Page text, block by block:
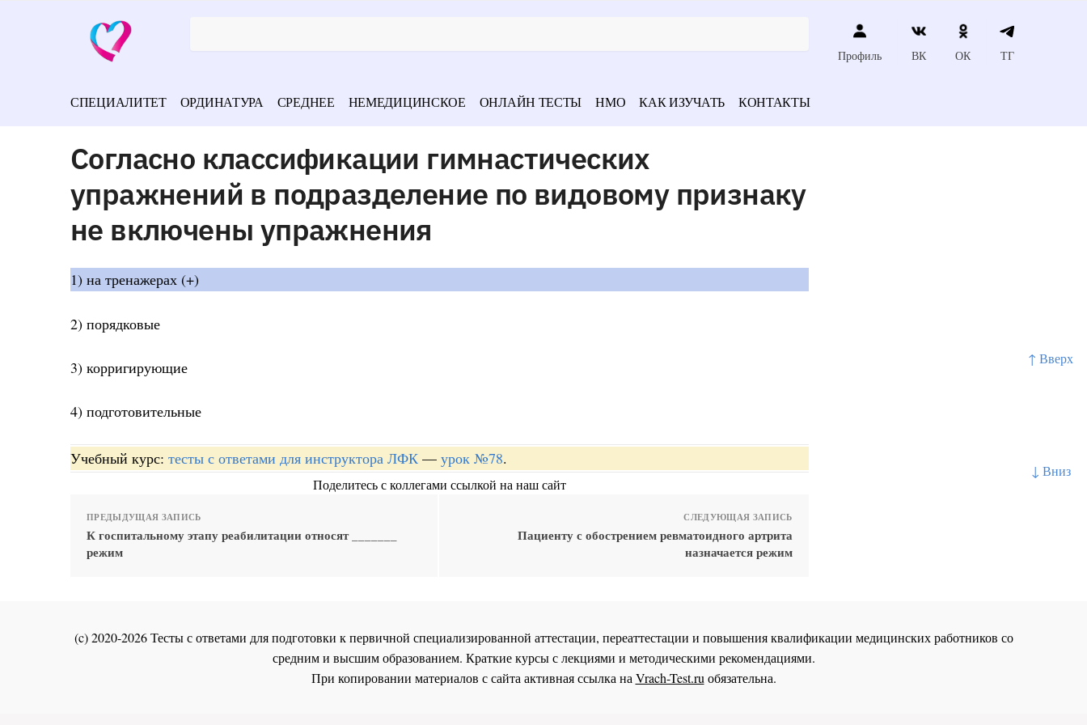
↑ Вверх
↓ Вниз
Профиль ВК ОК ТГ
СПЕЦИАЛИТЕТ ОРДИНАТУРА СРЕДНЕЕ НЕМЕДИЦИНСКОЕ ОНЛАЙН ТЕСТЫ НМО КАК ИЗУЧАТЬ КОНТАКТЫ
Согласно классификации гимнастических
упражнений в подразделение по видовому признаку
не включены упражнения
1) на тренажерах (+)
2) порядковые
3) корригирующие
4) подготовительные
Учебный курс: тесты с ответами для инструктора ЛФК — урок №78.
Поделитесь с коллегами ссылкой на наш сайт
ПРЕДЫДУЩАЯ ЗАПИСЬ
К госпитальному этапу реабилитации относят _______
режим
СЛЕДУЮЩАЯ ЗАПИСЬ
Пациенту с обострением ревматоидного артрита
назначается режим
(c) 2020-2026 Тесты с ответами для подготовки к первичной специализированной аттестации, переаттестации и повышения квалификации медицинских работников со
средним и высшим образованием. Краткие курсы с лекциями и методическими рекомендациями.
При копировании материалов с сайта активная ссылка на Vrach-Test.ru обязательна.